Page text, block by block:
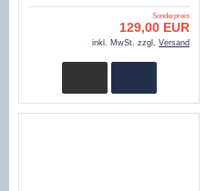
Sonderpreis
129,00 EUR
inkl. MwSt. zzgl. Versand